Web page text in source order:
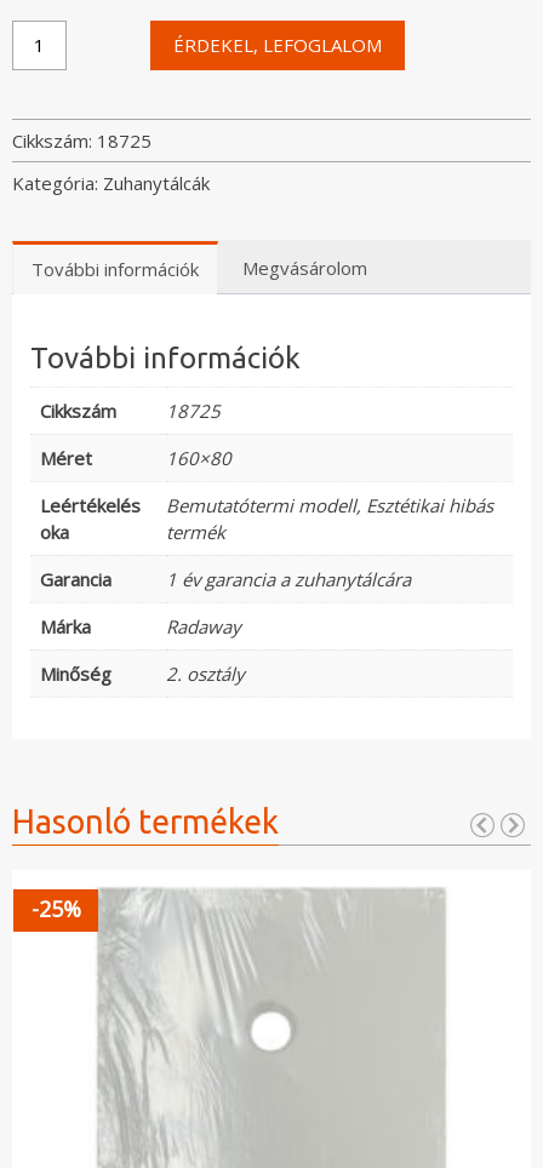
lapos
zuhanytálca
mennyiség
ÉRDEKEL, LEFOGLALOM
Cikkszám: 18725
Kategória: Zuhanytálcák
További információk Megvásárolom
További információk
Cikkszám
18725
Méret
160×80
Leértékelés
oka
Bemutatótermi modell, Esztétikai hibás
termék
Garancia
1 év garancia a zuhanytálcára
Márka
Radaway
Minőség
2. osztály
Hasonló termékek
-25%